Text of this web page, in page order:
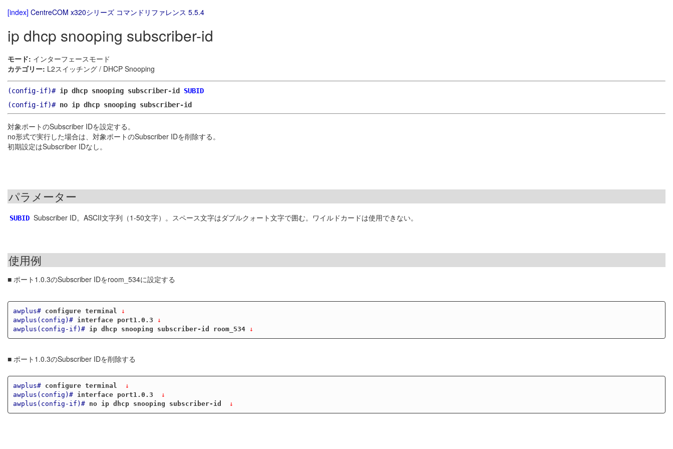
[index] CentreCOM x320シリーズ コマンドリファレンス 5.5.4
ip dhcp snooping subscriber-id
モード: インターフェースモード
カテゴリー: L2スイッチング / DHCP Snooping
(config-if)# ip dhcp snooping subscriber-id SUBID
(config-if)# no ip dhcp snooping subscriber-id
対象ポートのSubscriber IDを設定する。
no形式で実行した場合は、対象ポートのSubscriber IDを削除する。
初期設定はSubscriber IDなし。
パラメーター
SUBID Subscriber ID。ASCII文字列（1-50文字）。スペース文字はダブルクォート文字で囲む。ワイルドカードは使用できない。
使用例
■ ポート1.0.3のSubscriber IDをroom_534に設定する
awplus# configure terminal
↓
awplus(config)#
interface port1.0.3 ↓
awplus(config-if)#
ip dhcp snooping subscriber-id room_534 ↓
■ ポート1.0.3のSubscriber IDを削除する
awplus# configure terminal
↓
awplus(config)#
interface port1.0.3
↓
awplus(config-if)#
no ip dhcp snooping subscriber-id ↓